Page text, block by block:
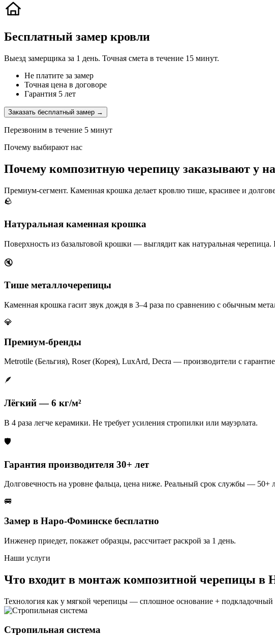
Бесплатный замер кровли
Выезд замерщика за 1 день. Точная смета в течение 15 минут.
Не платите за замер
Точная цена в договоре
Гарантия 5 лет
Заказать бесплатный замер →
Перезвоним в течение 5 минут
Почему выбирают нас
Почему композитную черепицу заказывают у
Премиум-сегмент. Каменная крошка делает кровлю тише, красивее и
🪨
Натуральная каменная крошка
Поверхность из базальтовой крошки — выглядит как натуральная черепица.
🔇
Тише металлочерепицы
Каменная крошка гасит звук дождя в 3–4 раза по сравнению с обычным
💎
Премиум-бренды
Metrotile (Бельгия), Roser (Корея), LuxArd, Decra — производители с
🪶
Лёгкий — 6 кг/м²
В 4 раза легче керамики. Не требует усиления стропилки или мауэрлата.
🛡️
Гарантия производителя 30+ лет
Долговечность на уровне фальца, цена ниже. Реальный срок службы — 50+
🚐
Замер в Наро-Фоминске бесплатно
Инженер приедет, покажет образцы, рассчитает раскрой за 1 день.
Наши услуги
Что входит в монтаж композитной черепицы в
Технология как у мягкой черепицы — сплошное основание + подкладочный
Стропильная система